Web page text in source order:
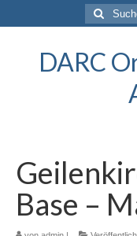
Suchen
nach:
DARC
Base –